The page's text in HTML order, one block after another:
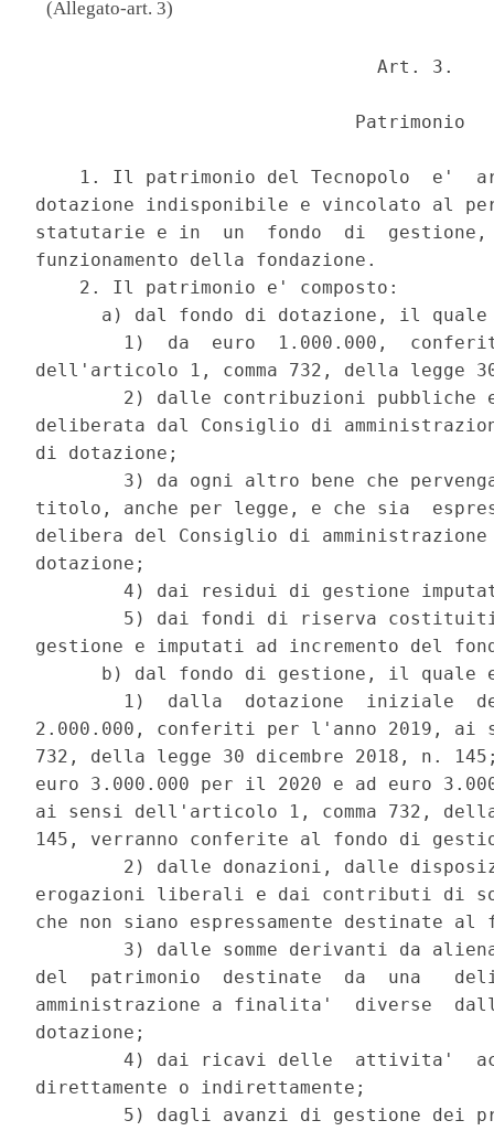
(Allegato-art. 3)
                               Art. 3.
                             Patrimonio
1. Il patrimonio del Tecnopolo  e'
dotazione indisponibile e vincolato al
statutarie e in  un  fondo  di
funzionamento della fondazione.
    2. Il patrimonio e' composto:
a) dal fondo di dotazione, il
1)  da  euro  1.000.000,
dell'articolo 1, comma 732, della legge
2) dalle contribuzioni pubbliche
deliberata dal Consiglio di
di dotazione;
3) da ogni altro bene che
titolo, anche per legge, e che sia
delibera del Consiglio di
dotazione;
4) dai residui di gestione
5) dai fondi di riserva
gestione e imputati ad incremento del
b) dal fondo di gestione, il quale
1)  dalla  dotazione  iniziale
2.000.000, conferiti per l'anno 2019, ai
732, della legge 30 dicembre 2018, n.
euro 3.000.000 per il 2020 e ad euro
ai sensi dell'articolo 1, comma 732,
145, verranno conferite al fondo di
2) dalle donazioni, dalle
erogazioni liberali e dai contributi di
che non siano espressamente destinate
3) dalle somme derivanti da
del  patrimonio  destinate  da  una
amministrazione a finalita'  diverse
dotazione;
4) dai ricavi delle  attivita'
direttamente o indirettamente;
5) dagli avanzi di gestione dei